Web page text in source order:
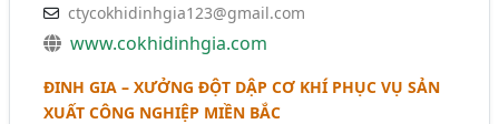
ctycokhidinhgia123@gmail.com
www.cokhidinhgia.com
ĐINH GIA – XƯỞNG ĐỘT DẬP CƠ KHÍ PHỤC VỤ SẢN
XUẤT CÔNG NGHIỆP MIỀN BẮC